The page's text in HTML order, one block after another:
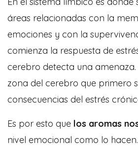
áreas relacionadas con la
emociones y con la
comienza la respuesta de
cerebro detecta una
zona del cerebro que primero
consecuencias del estrés
Es por esto que los aromas
nivel emocional como lo hacen.